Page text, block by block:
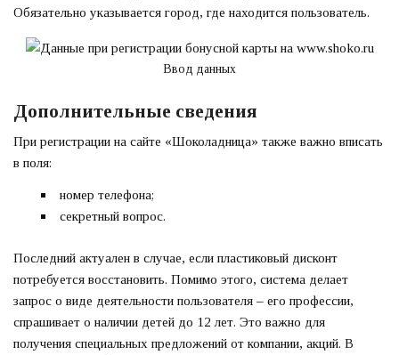
Обязательно указывается город, где находится пользователь.
Ввод данных
Дополнительные сведения
При регистрации на сайте «Шоколадница» также важно вписать
в поля:
номер телефона;
секретный вопрос.
Последний актуален в случае, если пластиковый дисконт
потребуется восстановить. Помимо этого, система делает
запрос о виде деятельности пользователя – его профессии,
спрашивает о наличии детей до 12 лет. Это важно для
получения специальных предложений от компании, акций. В